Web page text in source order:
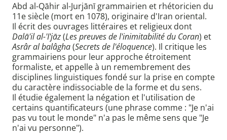
Abd al-Qāhir al-Jurjānī grammairien et rhétoricien du
11e siècle (mort en 1078), originaire d'Iran oriental.
Il écrit des ouvrages littéraires et religieux dont
Dalā'il al-'I‛jāz(Les preuves de l'inimitabilité du Coran) et
Asrâr al balâgha(Secrets de l'éloquence). Il critique les
grammairiens pour leur approche étroitement
formaliste, et appelle à un remembrement des
disciplines linguistiques fondé sur la prise en compte
du caractère indissociable de la forme et du sens.
Il étudie également la négation et l'utilisation de
certains quantificateurs (une phrase comme : "Je n'ai
pas vu tout le monde" n'a pas le même sens que "Je
n'ai vu personne").